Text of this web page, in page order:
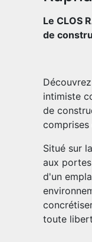
Le CLOS
de
Découvrez
intimiste
de
comprises
Situé sur
aux
d'un
toute